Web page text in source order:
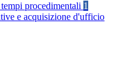
procedimentali 1
e acquisizione d'ufficio